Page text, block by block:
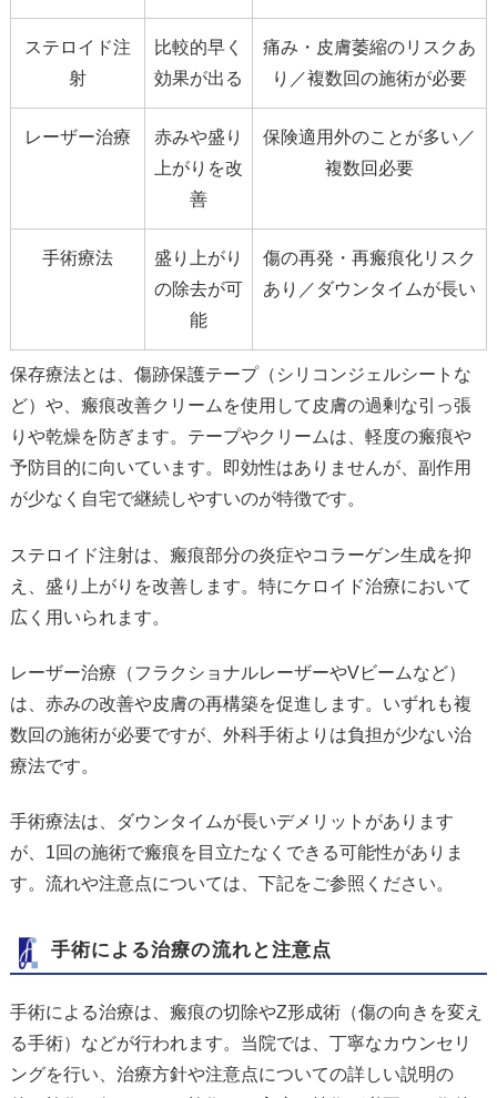
ステロイド注
射
比較的早く
効果が出る
痛み・皮膚萎縮のリスクあ
り／複数回の施術が必要
レーザー治療
赤みや盛り
上がりを改
善
保険適用外のことが多い／
複数回必要
手術療法
盛り上がり
の除去が可
能
傷の再発・再瘢痕化リスク
あり／ダウンタイムが長い
保存療法とは、傷跡保護テープ（シリコンジェルシートな
ど）や、瘢痕改善クリームを使用して皮膚の過剰な引っ張
りや乾燥を防ぎます。テープやクリームは、軽度の瘢痕や
予防目的に向いています。即効性はありませんが、副作用
が少なく自宅で継続しやすいのが特徴です。
ステロイド注射は、瘢痕部分の炎症やコラーゲン生成を抑
え、盛り上がりを改善します。特にケロイド治療において
広く用いられます。
レーザー治療（フラクショナルレーザーやVビームなど）
は、赤みの改善や皮膚の再構築を促進します。いずれも複
数回の施術が必要ですが、外科手術よりは負担が少ない治
療法です。
手術療法は、ダウンタイムが長いデメリットがあります
が、1回の施術で瘢痕を目立たなくできる可能性がありま
す。流れや注意点については、下記をご参照ください。
手術による治療の流れと注意点
手術による治療は、瘢痕の切除やZ形成術（傷の向きを変え
る手術）などが行われます。当院では、丁寧なカウンセリ
ングを行い、治療方針や注意点についての詳しい説明の